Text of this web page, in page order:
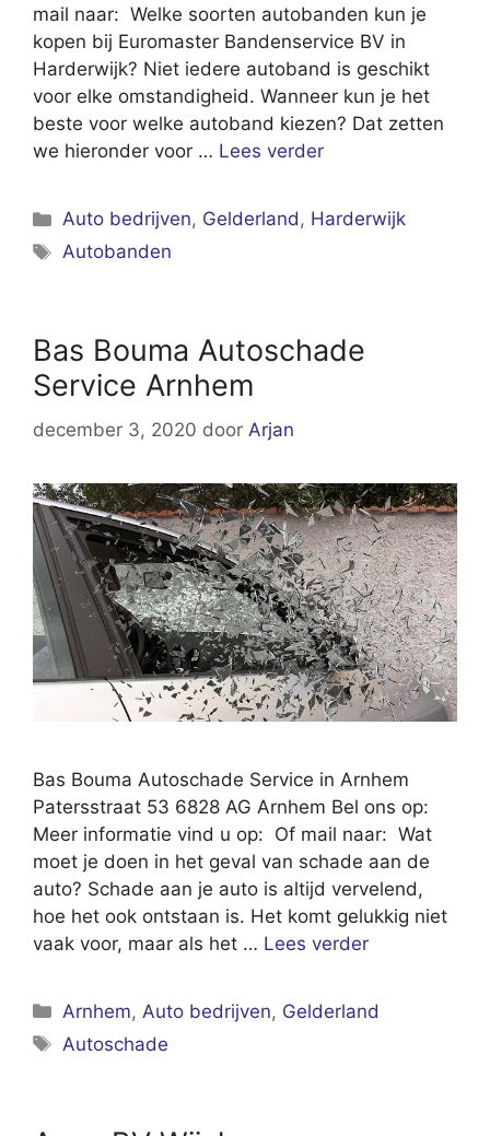
mail naar: Welke soorten autobanden kun je
kopen bij Euromaster Bandenservice BV in
Harderwijk? Niet iedere autoband is geschikt
voor elke omstandigheid. Wanneer kun je het
beste voor welke autoband kiezen? Dat zetten
we hieronder voor … Lees verder
Categorieën
Auto bedrijven, Gelderland, Harderwijk
Tags
Autobanden
Bas Bouma Autoschade
Service Arnhem
december 3, 2020 door Arjan
Bas Bouma Autoschade Service in Arnhem
Patersstraat 53 6828 AG Arnhem Bel ons op:
Meer informatie vind u op: Of mail naar: Wat
moet je doen in het geval van schade aan de
auto? Schade aan je auto is altijd vervelend,
hoe het ook ontstaan is. Het komt gelukkig niet
vaak voor, maar als het … Lees verder
Categorieën
Arnhem,Auto bedrijven, Gelderland
Tags
Autoschade